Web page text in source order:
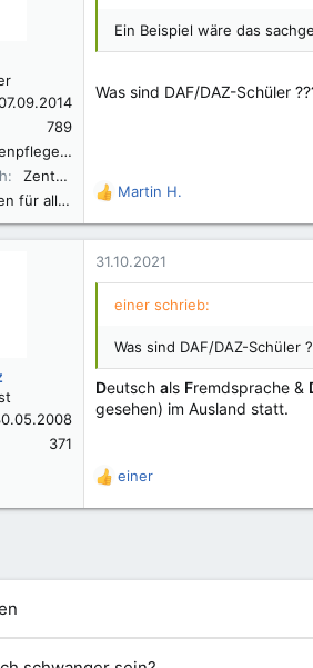
789
Fachkrankenpfleger OP
Zentral-OP mit 7 Abteilungen
Mädchen für alles
Ein Beispiel wäre das
Was sind DAF/DAZ-Schüler
R
e
a
k
t
n
:
Martin H.
371
31.10.2021
einer schrieb:
Was sind DAF/DAZ-Schüler
Deutsch als Fremdsprache &
gesehen) im Ausland statt.
R
e
i
e
n
einer